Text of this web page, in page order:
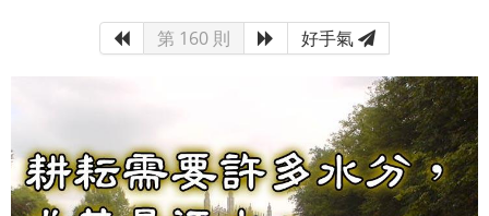
第 160 則 好手氣